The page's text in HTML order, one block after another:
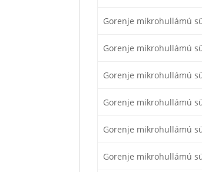
Gorenje mikrohullámú
Gorenje mikrohullámú
Gorenje mikrohullámú
Gorenje mikrohullámú
Gorenje mikrohullámú
Gorenje mikrohullámú